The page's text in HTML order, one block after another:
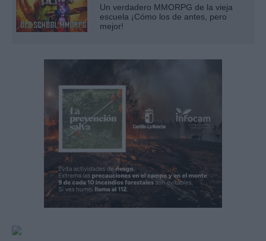
Un verdadero MMORPG de la vieja
escuela ¡Cómo los de antes, pero
mejor!